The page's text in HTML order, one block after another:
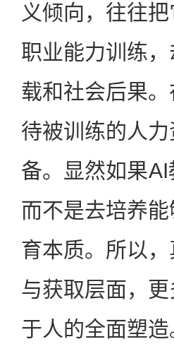
义倾向，往往
职业能力训练
载和社会后果
待被训练的人
备。显然如果
而不是去培养
育本质。所以
与获取层面，
于人的全面塑